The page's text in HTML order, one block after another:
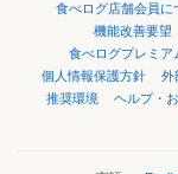
食べログ店舗会員に
機能改善要望
食べログプレミア
個人情報保護方針
外
推奨環境
ヘルプ・